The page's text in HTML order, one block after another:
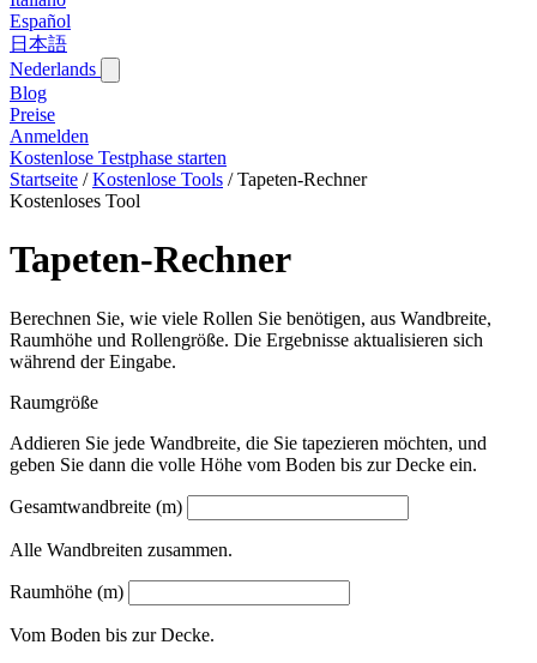
Español
日本語
Nederlands
Blog‎
Preise
Anmelden
Kostenlose Testphase starten
Startseite / Kostenlose Tools / Tapeten-Rechner
Kostenloses Tool
Tapeten-Rechner
Berechnen Sie, wie viele Rollen Sie benötigen, aus Wandbreite,
Raumhöhe und Rollengröße. Die Ergebnisse aktualisieren sich
während der Eingabe.
Raumgröße
Addieren Sie jede Wandbreite, die Sie tapezieren möchten, und
geben Sie dann die volle Höhe vom Boden bis zur Decke ein.
Gesamtwandbreite (m)
Alle Wandbreiten zusammen.
Raumhöhe (m)
Vom Boden bis zur Decke.